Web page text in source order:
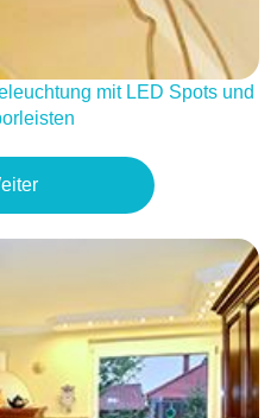
mit LED Spots und